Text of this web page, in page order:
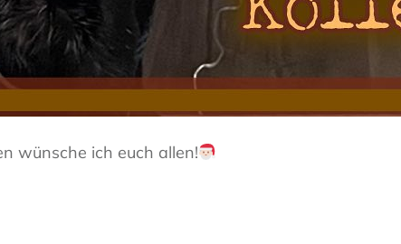
wünsche ich euch allen!